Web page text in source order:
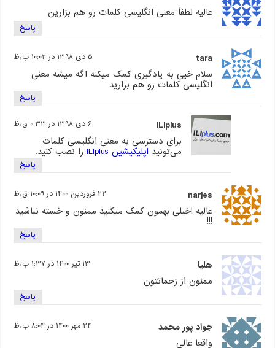
عالیه لطفاً معنی انگلیسی کلمات رو هم بزارین
پاسخ
tara ۵ دی ۱۳۹۸ در ۱۰:۰۲ ب٫ظ
سلام خیی به یادگیری کمک میکنه اگه میشه معنی
انگلیسی کلمات رو هم بزارید
پاسخ
ILIplus ۶ دی ۱۳۹۸ در ۰:۳۳ ق٫ظ
برای دسترسی به معنی انگلیسی کلمات
می‌تونید اپلیکیشین ILIplus را نصب کنید.
پاسخ
narjes ۲۲ فروردین ۱۴۰۰ در ۱۰:۰۹ ق٫ظ
عالیه !خیلی بهمون کمک میکنید ممنون و خسته نباشید
!!!
پاسخ
هلیا ۱۳ تیر ۱۴۰۰ در ۱:۳۷ ب٫ظ
ممنون از زحماتتون
پاسخ
جواد پور محمد ۲۴ مهر ۱۴۰۰ در ۸:۰۴ ب٫ظ
واقعا عالی